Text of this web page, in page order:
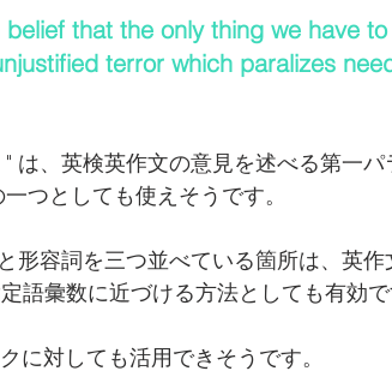
that the only thing we have
terror which paralizes
は、英検英作文の意見を述べる第一
つとしても使えそうです。
形容詞を三つ並べている箇所は、英作
語彙数に近づける方法としても有効で
に対しても活用できそうです。